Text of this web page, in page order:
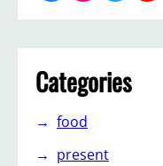
Categories
food
present